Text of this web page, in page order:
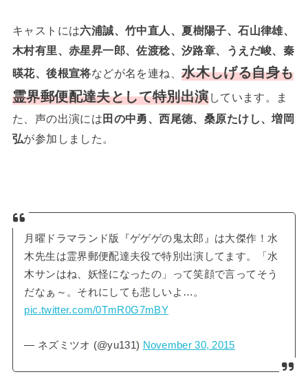
キャストには六浦誠、竹中直人、夏樹陽子、石山律雄、
木村有里、赤星昇一郎、佐渡稔、汐路章、うえだ峻、秦
暎花、後根宣将などが名を連ね、水木しげる自身も
霊界郵便配達夫として特別出演しています。ま
た、声の出演には 田の中勇、西尾徳、桑原たけし、増岡
弘が参加しました。
月曜ドラマランド版『ゲゲゲの鬼太郎』は大傑作！水
木先生は霊界郵便配達夫役で特別出演してます。「水
木サンはね、妖怪になったの」って笑顔で言ってそう
だなぁ～。それにしても悲しいよ…。
pic.twitter.com/0TmR0G7mBY
— ネズミツオ (@yu131) November 30, 2015